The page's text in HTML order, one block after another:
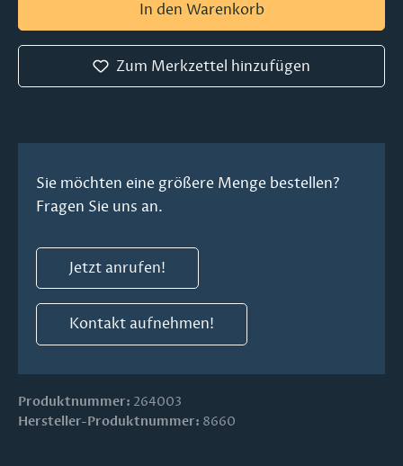
In den Warenkorb
Zum Merkzettel hinzufügen
Sie möchten eine größere Menge bestellen?
Fragen Sie uns an.
Jetzt anrufen!
Kontakt aufnehmen!
Produktnummer: 264003
Hersteller-Produktnummer: 8660